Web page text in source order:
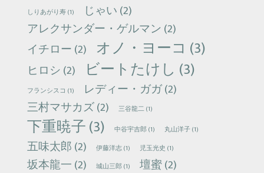
しりあがり寿(1) じゃい(2)
アレクサンダー・ゲルマン(2)
イチロー(2) オノ・ヨーコ (3)
ヒロシ(2) ビートたけし (3)
フランシスコ (1) レディー・ガガ(2)
三村マサカズ(2) 三谷龍二(1)
下重暁子(3) 中谷宇吉郎(1) 丸山洋子(1)
五味太郎(2) 伊藤洋志(1) 児玉光史 (1)
坂本龍一(2) 城山三郎(1) 壇蜜(2)